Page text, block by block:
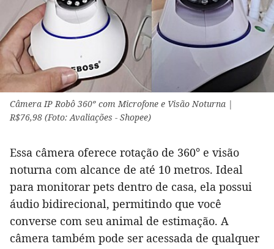
Câmera IP Robô 360º com Microfone e Visão Noturna |
R$76,98 (Foto: Avaliações - Shopee)
Essa câmera oferece rotação de 360° e visão
noturna com alcance de até 10 metros. Ideal
para monitorar pets dentro de casa, ela possui
áudio bidirecional, permitindo que você
converse com seu animal de estimação. A
câmera também pode ser acessada de qualquer